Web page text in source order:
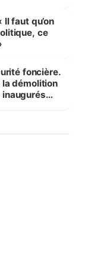
Il faut qu’on
ce
foncière.
la démolition